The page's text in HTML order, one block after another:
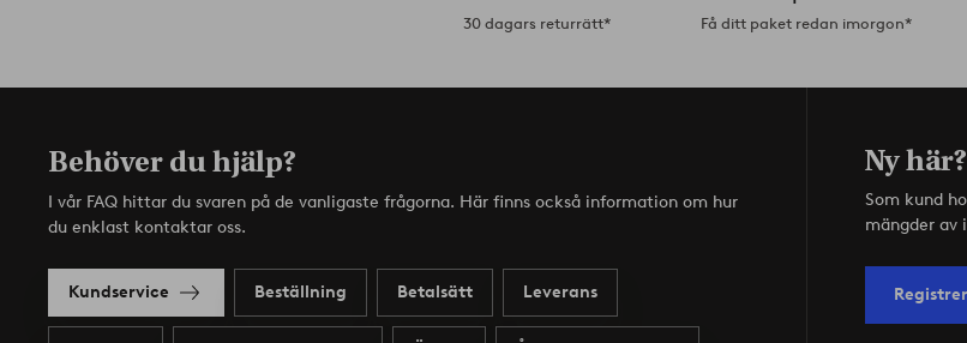
30 dagars returrätt* Få ditt paket redan imorgon*
Behöver du hjälp?
I vår FAQ hittar du svaren på de vanligaste frågorna. Här finns också information om hur
du enklast kontaktar oss.
Kundservice Beställning Betalsätt Leverans
Ny
Som kund
mängder av